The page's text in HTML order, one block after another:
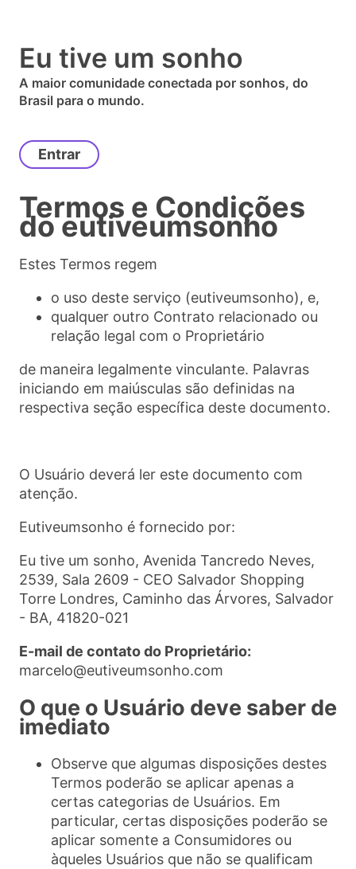
Eu tive um sonho
A maior comunidade conectada por sonhos, do
Brasil para o mundo.
Entrar
Termos e Condições
doeutiveumsonho
Estes Termos regem
o uso deste serviço (eutiveumsonho), e,
qualquer outro Contrato relacionado ou
relação legal com o Proprietário
de maneira legalmente vinculante. Palavras
iniciando em maiúsculas são definidas na
respectiva seção específica deste documento.
O Usuário deverá ler este documento com
atenção.
Eutiveumsonho é fornecido por:
Eu tive um sonho, Avenida Tancredo Neves,
2539, Sala 2609 - CEO Salvador Shopping
Torre Londres, Caminho das Árvores, Salvador
- BA, 41820-021
E-mail de contato do Proprietário:
marcelo@eutiveumsonho.com
O que o Usuário deve saber de
imediato
Observe que algumas disposições destes
Termos poderão se aplicar apenas a
certas categorias de Usuários. Em
particular, certas disposições poderão se
aplicar somente a Consumidores ou
àqueles Usuários que não se qualificam